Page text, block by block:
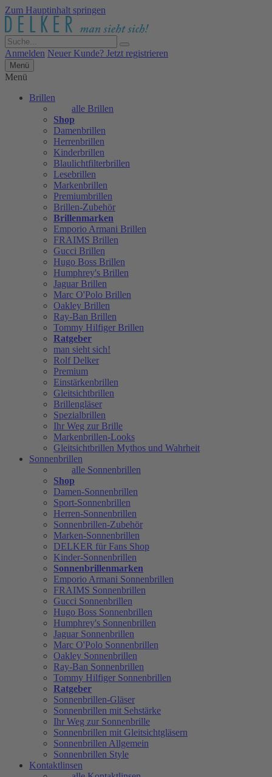
Zum Hauptinhalt springen
Anmelden Neuer Kunde? Jetzt registrieren
Menü
Menü
Brillen
alle Brillen
Shop
Damenbrillen
Herrenbrillen
Kinderbrillen
Blaulichtfilterbrillen
Lesebrillen
Markenbrillen
Premiumbrillen
Brillen-Zubehör
Brillenmarken
Emporio Armani Brillen
FRAIMS Brillen
Gucci Brillen
Hugo Boss Brillen
Humphrey's Brillen
Jaguar Brillen
Marc O'Polo Brillen
Oakley Brillen
Ray-Ban Brillen
Tommy Hilfiger Brillen
Ratgeber
man sieht sich!
Rolf Delker
Premium
Einstärkenbrillen
Gleitsichtbrillen
Brillengläser
Spezialbrillen
Ihr Weg zur Brille
Markenbrillen-Looks
Gleitsichtbrillen Mythos und Wahrheit
Sonnenbrillen
alle Sonnenbrillen
Shop
Damen-Sonnenbrillen
Sport-Sonnenbrillen
Herren-Sonnenbrillen
Sonnenbrillen-Zubehör
Marken-Sonnenbrillen
DELKER für Fans Shop
Kinder-Sonnenbrillen
Sonnenbrillenmarken
Emporio Armani Sonnenbrillen
FRAIMS Sonnenbrillen
Gucci Sonnenbrillen
Hugo Boss Sonnenbrillen
Humphrey's Sonnenbrillen
Jaguar Sonnenbrillen
Marc O'Polo Sonnenbrillen
Oakley Sonnenbrillen
Ray-Ban Sonnenbrillen
Tommy Hilfiger Sonnenbrillen
Ratgeber
Sonnenbrillen-Gläser
Sonnenbrillen mit Sehstärke
Ihr Weg zur Sonnenbrille
Sonnenbrillen mit Gleitsichtgläsern
Sonnenbrillen Allgemein
Sonnenbrillen Style
Kontaktlinsen